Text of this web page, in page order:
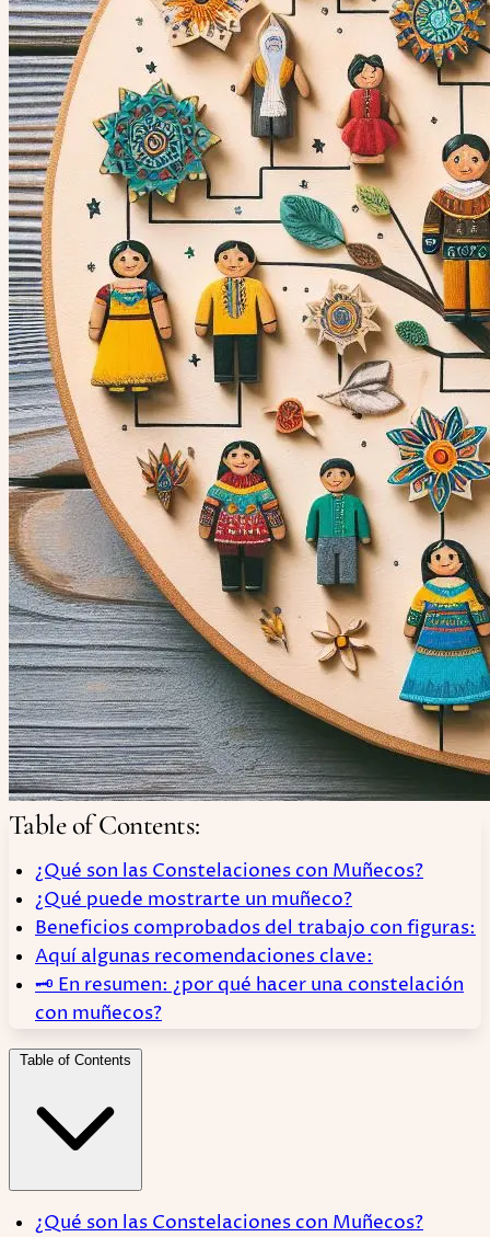
Table of Contents:
¿Qué son las Constelaciones con Muñecos?
¿Qué puede mostrarte un muñeco?
Beneficios comprobados del trabajo con figuras:
Aquí algunas recomendaciones clave:
🗝 En resumen: ¿por qué hacer una constelación
con muñecos?
Table of Contents
¿Qué son las Constelaciones con Muñecos?